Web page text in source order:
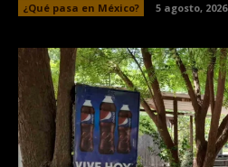
¿Qué pasa en México? 5 agosto, 2026